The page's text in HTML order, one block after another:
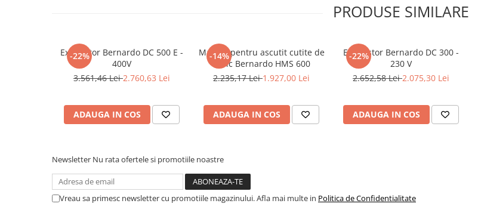
Indicator cadran / Baze magnetice
Micrometru de interior
Placi de granit de suprafață
PRODUSE SIMILARE
-22%
Exhaustor Bernardo DC 500 E -
400V
3.561,46 Lei2.760,63 Lei
ADAUGA IN COS
-14%
Masina pentru ascutit cutite de
abric Bernardo HMS 600
2.235,17 Lei1.927,00 Lei
ADAUGA IN COS
-22%
Exhaustor Bernardo DC 300 -
230 V
2.652,58 Lei2.075,30 Lei
ADAUGA IN COS
Newsletter Nu rata ofertele si promotiile noastre
Vreau sa primesc newsletter cu promotiile magazinului. Afla mai multe in Politica de Confidentialitate